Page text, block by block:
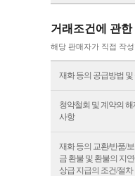
거래조건에 관한
해당 판매자가 직접 작
재화 등의 공급방법 및
청약철회 및 계약의
사항
재화 등의 교환/반품/
금 환불 및 환불의 지
상급 지급의 조건/절차